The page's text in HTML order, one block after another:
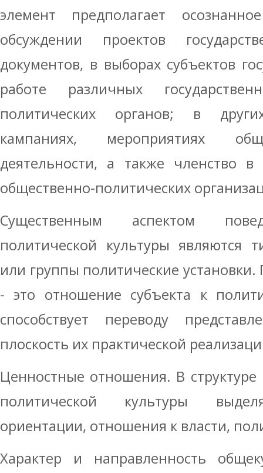
элемент предполагает
обсуждении проектов
документов, в выборах субъектов
работе различных
политических органов; в
кампаниях, мероприятиях
деятельности, а также членство в
общественно-политических
Существенным аспектом
политической культуры являются
или группы политические установки.
- это отношение субъекта к
способствует переводу
плоскость их практической
Ценностные отношения. В
политической культуры
ориентации, отношения к власти,
Характер и направленность